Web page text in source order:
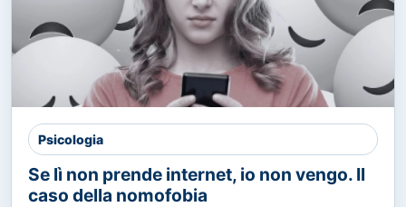
Psicologia
Se lì non prende internet, io non vengo. Il
caso della nomofobia